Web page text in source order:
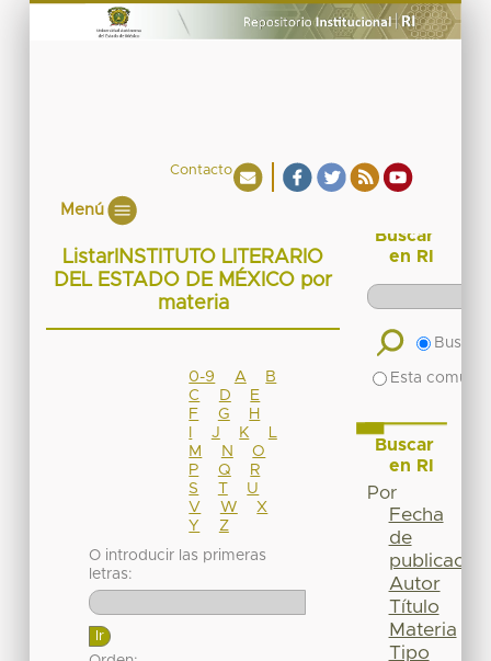
Contacto
Menú
ListarINSTITUTO LITERARIO
DEL ESTADO DE MÉXICO por
materia
0-9 A
B
C
D
E
F
G
H
J K
M
N
O
P
Q
R
S
T
U
V
W
X
Y
Z
O introducir las primeras
letras:
Buscar
en RI
Buscar
Esta
Buscar
en RI
Por
Fecha
de
publicación
Autor
Título
Materia
Tipo